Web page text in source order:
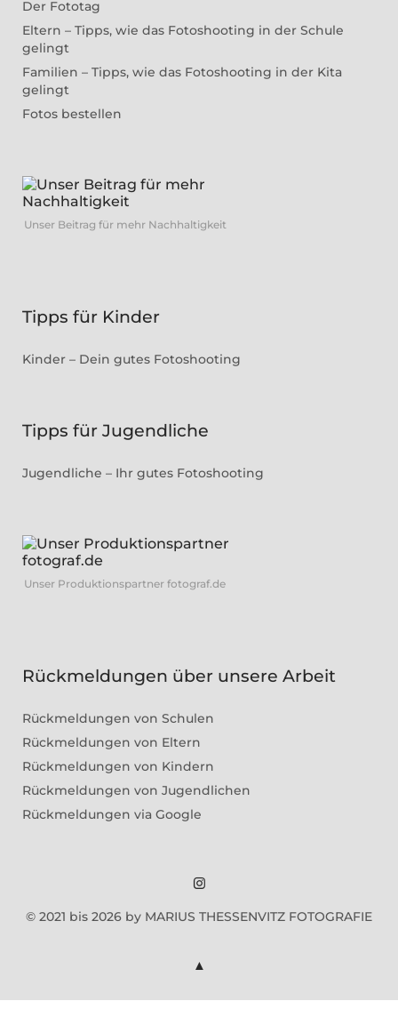
Der Fototag
Eltern – Tipps, wie das Fotoshooting in der Schule
gelingt
Familien – Tipps, wie das Fotoshooting in der Kita
gelingt
Fotos bestellen
Unser Beitrag für mehr Nachhaltigkeit
Tipps für Kinder
Kinder – Dein gutes Fotoshooting
Tipps für Jugendliche
Jugendliche – Ihr gutes Fotoshooting
Unser Produktionspartner fotograf.de
Rückmeldungen über unsere Arbeit
Rückmeldungen von Schulen
Rückmeldungen von Eltern
Rückmeldungen von Kindern
Rückmeldungen von Jugendlichen
Rückmeldungen via Google
Marius
Instagram
© 2021 bis 2026 by MARIUS THESSENVITZ FOTOGRAFIE